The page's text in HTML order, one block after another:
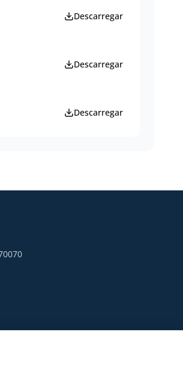
Descarregar
Descarregar
Descarregar